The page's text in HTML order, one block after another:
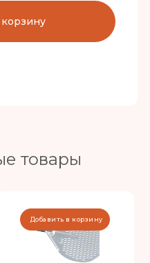
товары
Добавить в корзину